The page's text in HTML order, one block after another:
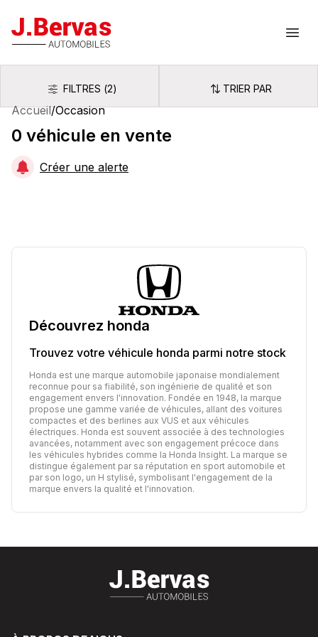
J.Bervas
FiltresFILTRES (2) Trier par
TRIER PAR
Accueil/Occasion
0 véhicule en vente
Créer une alerte
Découvrez honda
Trouvez votre véhicule honda parmi notre stock
Honda est une marque automobile japonaise mondialement
reconnue pour sa fiabilité, son ingénierie de qualité et son
engagement envers l'innovation. Fondée en 1948, la marque
propose une gamme variée de véhicules, allant des voitures
compactes et des berlines aux VUS et aux véhicules
électriques. Honda est souvent associée à des technologies
avancées, notamment avec son engagement précoce dans
les véhicules hybrides comme la Honda Insight. La marque se
distingue également par sa réputation en sport automobile et
par son logo, un H stylisé, symbolisant l'engagement de la
marque envers la qualité et l'innovation.